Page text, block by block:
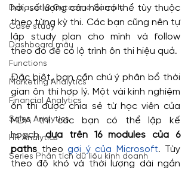
Dataset & Outcome Sample
Case study
Dashboard mẫu
Functions
Marketing Analytics
Financial Analytics
Sales Analytics
HR Analytics
Series Phân tích dữ liệu kinh doanh
hỏi, số lượng câu hỏi có thể tùy thuộc
theo từng kỳ thi. Các bạn cũng nên tự
lập study plan cho mình và follow
theo đó để có lộ trình ôn thi hiệu quả.
Đặc biệt, bạn cần chú ý phân bổ thời
gian ôn thi hợp lý. Một vài kinh nghiệm
ôn thi được chia sẻ từ học viên của
MDA thì các bạn có thể lập kế
hoạch dựa trên 16 modules của 6
paths theo gợi ý của Microsoft. Tùy
theo độ khó và thời lượng dài ngắn